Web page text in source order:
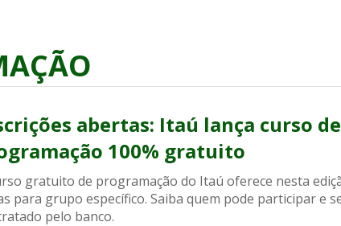
abertas: Itaú lança curso de
100% gratuito
gratuito de programação do Itaú oferece nesta
para grupo específico. Saiba quem pode participar e
pelo banco.